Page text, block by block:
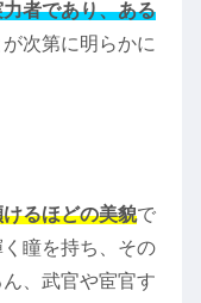
者であり、ある
が次第に明らかに
るほどの美貌で
瞳を持ち、その
、武官や宦官す